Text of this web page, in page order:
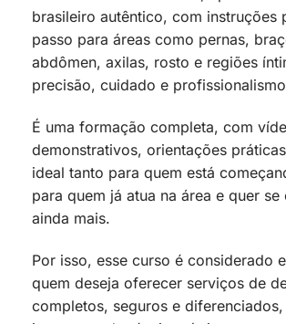
brasileiro autêntico, com instruções
passo para áreas como pernas,
abdômen, axilas, rosto e regiões
precisão, cuidado e
É uma formação completa, com
demonstrativos, orientações
ideal tanto para quem está
para quem já atua na área e quer se
ainda mais.
Por isso, esse curso é considerado
quem deseja oferecer serviços de
completos, seguros e diferenciados,